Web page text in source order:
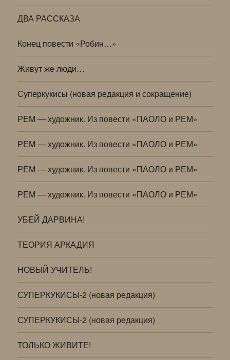
ДВА РАССКАЗА
Конец повести «Робин…»
Живут же люди…
Суперкукисы (новая редакция и сокращение)
РЕМ — художник. Из повести «ПАОЛО и РЕМ»
РЕМ — художник. Из повести «ПАОЛО и РЕМ»
РЕМ — художник. Из повести «ПАОЛО и РЕМ»
РЕМ — художник. Из повести «ПАОЛО и РЕМ»
УБЕЙ ДАРВИНА!
ТЕОРИЯ АРКАДИЯ
НОВЫЙ УЧИТЕЛЬ!
СУПЕРКУКИСЫ-2 (новая редакция)
СУПЕРКУКИСЫ-2 (новая редакция)
ТОЛЬКО ЖИВИТЕ!